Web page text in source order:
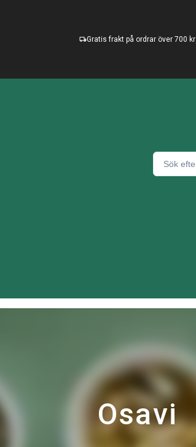
Gratis frakt på ordrar över 700 kr
Osavi